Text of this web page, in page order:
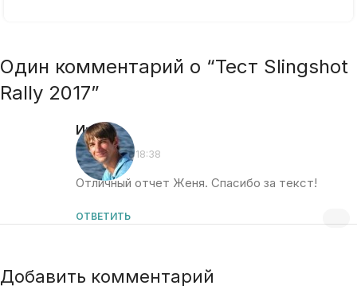
Один комментарий о “Тест Slingshot
Rally 2017”
Игорь:
01.02.2017 в 18:38
Отличный отчет Женя. Спасибо за текст!
ОТВЕТИТЬ
Добавить комментарий